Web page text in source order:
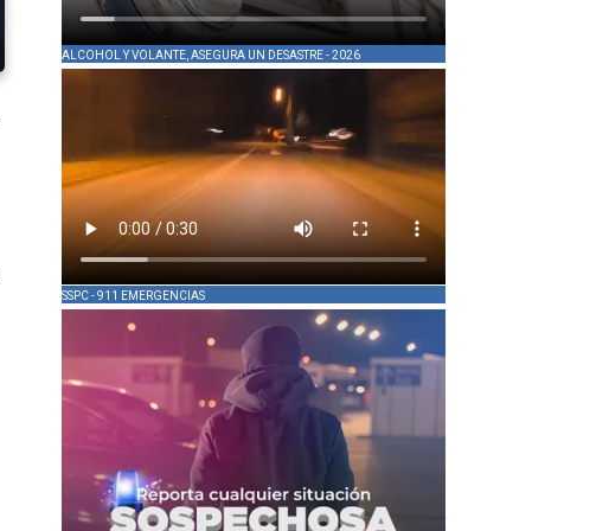
ALCOHOL Y VOLANTE, ASEGURA UN DESASTRE - 2026
SSPC - 911 EMERGENCIAS